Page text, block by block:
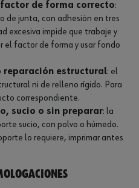
de forma correcto:
de junta, con adhesión en tres
excesiva impide que trabaje y
el factor de forma y usar fondo
reparación estructural: el
ni de relleno rígido. Para
correspondiente.
sucio o sin preparar: la
sucio, con polvo o húmedo.
lo requiere, imprimar antes